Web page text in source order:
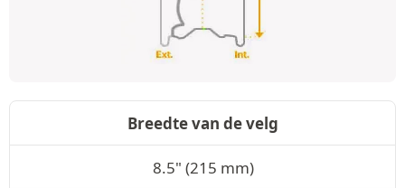
Breedte van de velg
8.5" (215 mm)